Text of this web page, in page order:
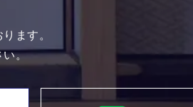
ます。
い。